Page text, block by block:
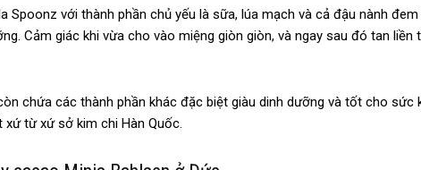
Spoonz với thành phần chủ yếu là sữa, lúa mạch và cả đậu nành
Cảm giác khi vừa cho vào miệng giòn giòn, và ngay sau đó tan liền
chứa các thành phần khác đặc biệt giàu dinh dưỡng và tốt cho sức
từ xứ sở kim chi Hàn Quốc.